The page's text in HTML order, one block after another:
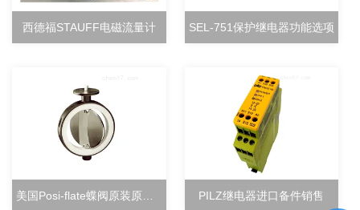
西德福STAUFF电磁流量计 SEL-751保护继电器功能选项
PILZ继电器进口备件销售